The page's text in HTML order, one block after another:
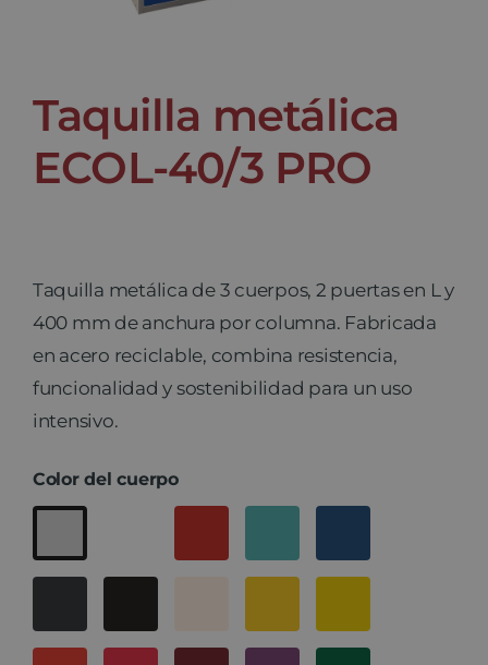
Taquilla metálica
ECOL-40/3 PRO
Taquilla metálica de 3 cuerpos, 2 puertas en L y
400 mm de anchura por columna. Fabricada
en acero reciclable, combina resistencia,
funcionalidad y sostenibilidad para un uso
intensivo.
Color del cuerpo